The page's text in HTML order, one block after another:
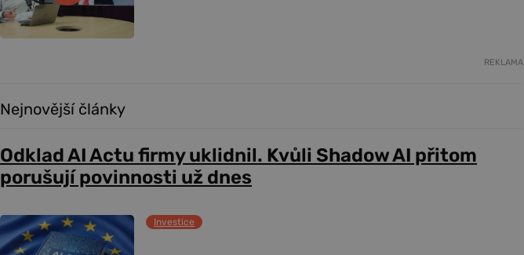
REKLAMA
Nejnovější články
Odklad AI Actu firmy uklidnil. Kvůli Shadow AI přitom
porušují povinnosti už dnes
Investice